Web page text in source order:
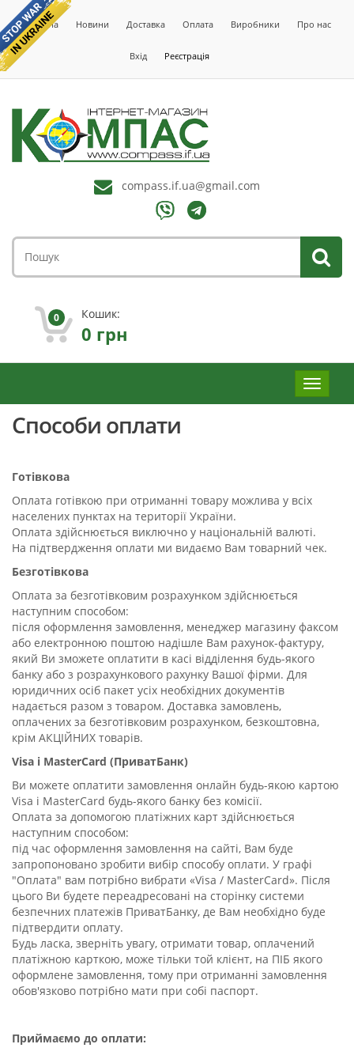
Головна Новини Доставка Оплата Виробники Про нас
Вхід Реєстрація
compass.if.ua@gmail.com
0 Кошик:
0 грн
Меню
Способи оплати
Готівкова
Оплата готівкою при отриманні товару можлива у всіх
населених пунктах на території України.
Оплата здійснюється виключно у національній валюті.
На підтвердження оплати ми видаємо Вам товарний чек.
Безготівкова
Оплата за безготівковим розрахунком здійснюється
наступним способом:
після оформлення замовлення, менеджер магазину факсом
або електронною поштою надішле Вам рахунок-фактуру,
який Ви зможете оплатити в касі відділення будь-якого
банку або з розрахункового рахунку Вашої фірми. Для
юридичних осіб пакет усіх необхідних документів
надається разом з товаром. Доставка замовлень,
оплачених за безготівковим розрахунком, безкоштовна,
крім АКЦІЙНИХ товарів.
Visa і MasterCard (ПриватБанк)
Ви можете оплатити замовлення онлайн будь-якою картою
Visa і MasterCard будь-якого банку без комісії.
Оплата за допомогою платіжних карт здійснюється
наступним способом:
під час оформлення замовлення на сайті, Вам буде
запропоновано зробити вибір способу оплати. У графі
"Оплата" вам потрібно вибрати «Visa / MasterCard». Після
цього Ви будете переадресовані на сторінку системи
безпечних платежів ПриватБанку, де Вам необхідно буде
підтвердити оплату.
Будь ласка, зверніть увагу, отримати товар, оплачений
платіжною карткою, може тільки той клієнт, на ПІБ якого
оформлене замовлення, тому при отриманні замовлення
обов'язково потрібно мати при собі паспорт.
Приймаємо до оплати: